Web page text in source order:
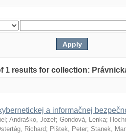
1 results for collection:
a informačnej
; Andraško, Jozef; Gondová, Lenka;
Richard; Pištek, Peter; Stanek,